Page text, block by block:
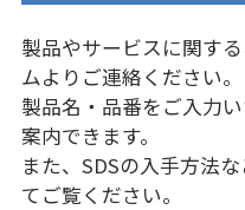
製品やサービスに関す
ムよりご連絡ください。
製品名・品番をご入力
案内できます。
また、SDSの入手方法な
てご覧ください。